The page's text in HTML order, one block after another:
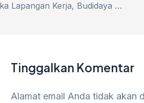
Buka Lapangan Kerja, Budidaya Lele di Desa Gesing Tuban Dongkrak Ekonomi Pemuda Setempat
Tinggalkan Komentar
Alamat email Anda tidak akan